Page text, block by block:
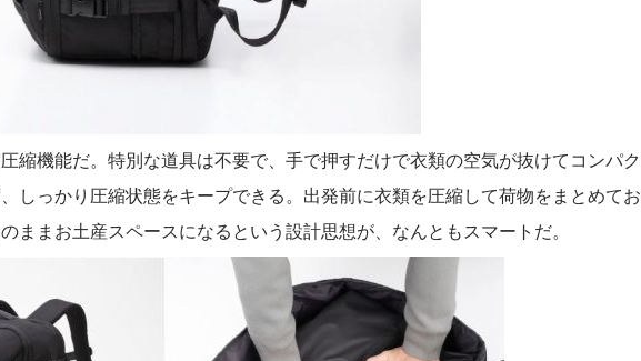
縮機能だ。特別な道具は不要で、手で押すだけで衣類の空気が抜けてコンパク
しっかり圧縮状態をキープできる。出発前に衣類を圧縮して荷物をまとめてお
ままお土産スペースになるという設計思想が、なんともスマートだ。